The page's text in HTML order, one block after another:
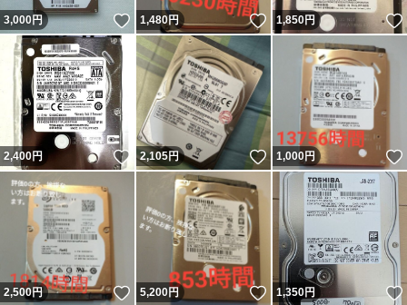
3,000円 いいね！
1,480円 いいね！
1,850円
2,400円 いいね！
2,105円 いいね！
1,000円
2,500円 いいね！
5,200円 いいね！
1,350円